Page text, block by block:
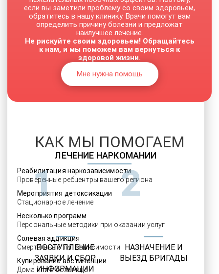
ЛЕЧЕНИЕ НАРКОМАНИИ
Реабилитация наркозависимости
Проверенные ребцентры вашего региона
Мероприятия детоксикации
Стационарное лечение
Несколько программ
Персональные методики при оказании услуг
Солевая аддикция
Смертельный тип зависимости
Купирование абстиненции
Дома или в больнице
если вы заметили проблему со своим здоровьем,
обратитесь в нашу клинику. Врачи помогут вам
определить причину болезни и предложат
наилучшее лечение.
Не рискуйте своим здоровьем! Обращайтесь
к нам, и мы поможем вам вернуться к
здоровой жизни.
Мне нужна помощь
КАК МЫ ПОМОГАЕМ
1
ПОСТУПЛЕНИЕ
ЗАЯВКИ И СБОР
ИНФОРМАЦИИ
2
НАЗНАЧЕНИЕ И
ВЫЕЗД БРИГАДЫ